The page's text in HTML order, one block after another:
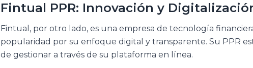
Fintual PPR: Innovación y
Fintual, por otro lado, es una empresa de tecnología
popularidad por su enfoque digital y transparente. Su PPR
de gestionar a través de su plataforma en línea.